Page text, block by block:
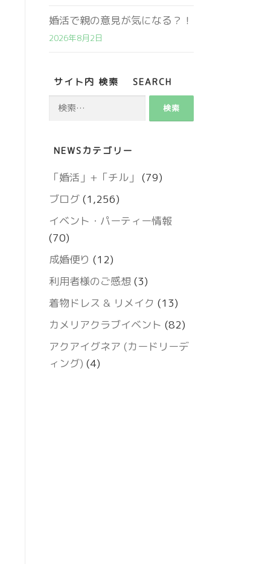
定休日 火・水曜日
お問い合わせ
婚活で親の意見が気になる？！
2026年8月2日
サイト内 検索 SEARCH
NEWSカテゴリー
「婚活」+「チル」
(79)
ブログ (1,256)
イベント・パーティー情報
(70)
成婚便り (12)
利用者様のご感想 (3)
着物ドレス & リメイク (13)
カメリアクラブイベント (82)
アクアイグネア (カードリーデ
ィング) (4)